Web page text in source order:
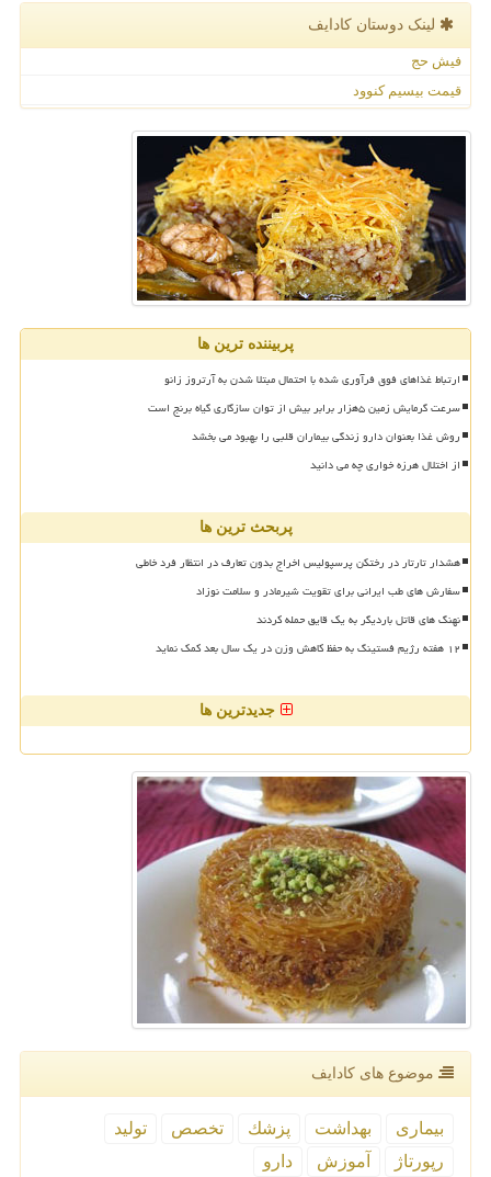
لینک دوستان كادایف
فیش حج
قیمت بیسیم کنوود
پربیننده ترین ها
ارتباط غذاهای فوق فرآوری شده با احتمال مبتلا شدن به آرتروز زانو
سرعت گرمایش زمین ۵هزار برابر بیش از توان سازگاری گیاه برنج است
روش غذا بعنوان دارو زندگی بیماران قلبی را بهبود می بخشد
از اختلال هرزه خواری چه می دانید
پربحث ترین ها
هشدار تارتار در رختکن پرسپولیس اخراج بدون تعارف در انتظار فرد خاطی
سفارش های طب ایرانی برای تقویت شیرمادر و سلامت نوزاد
نهنگ های قاتل باردیگر به یک قایق حمله کردند
۱۲ هفته رژیم فستینگ به حفظ کاهش وزن در یک سال بعد کمک نماید
جدیدترین ها
موضوع های كادایف
بیماری بهداشت پزشك تخصص
تولید
رپورتاژ
آموزش دارو